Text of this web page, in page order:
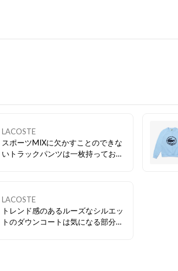
LACOSTE
スポーツMIXに欠かすことのできな
いトラックパンツは一枚持っておく
LACOSTE
トレンド感のあるルーズなシルエッ
トのダウンコートは気になる部分も